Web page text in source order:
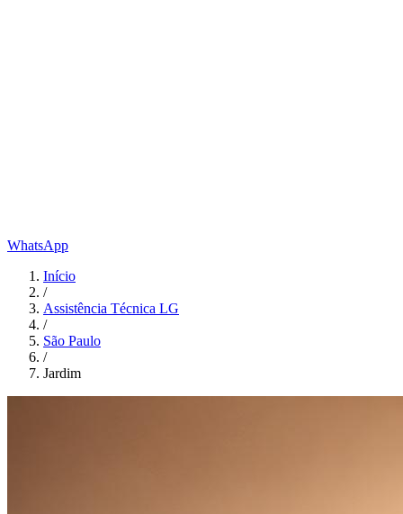
WhatsApp
Início
/
Assistência Técnica LG
/
São Paulo
/
Jardim